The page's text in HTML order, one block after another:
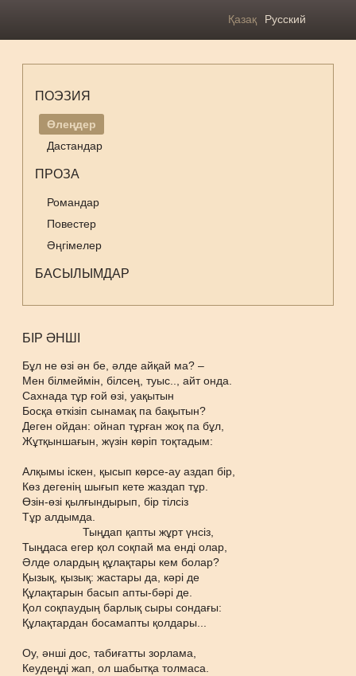
Қазақ Русский
ПОЭЗИЯ
Өлеңдер
Дастандар
ПРОЗА
Романдар
Повестер
Әңгімелер
БАСЫЛЫМДАР
БІР ӘНШІ
Бұл не өзі ән бе, әлде айқай ма? –
Мен білмеймін, білсең, туыс.., айт онда.
Сахнада тұр ғой өзі, уақытын
Босқа өткізіп сынамақ па бақытын?
Деген ойдан: ойнап тұрған жоқ па бұл,
Жұтқыншағын, жүзін көріп тоқтадым:
Алқымы іскен, қысып көрсе-ау аздап бір,
Көз дегенің шығып кете жаздап тұр.
Өзін-өзі қылғындырып, бір тілсіз
Тұр алдымда.
Тыңдап қапты жұрт үнсіз,
Тыңдаса егер қол соқпай ма енді олар,
Әлде олардың құлақтары кем болар?
Қызық, қызық: жастары да, кәрі де
Құлақтарын басып апты-бәрі де.
Қол соқпаудың барлық сыры сондағы:
Құлақтардан босамапты қолдары...
Оу, әнші дос, табиғатты зорлама,
Кеудеңді жап, ол шабытқа толмаса.